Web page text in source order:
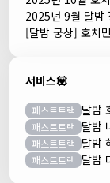
2025년 9월 달밤
서비스💟
패스트트랙
패스트트랙
패스트트랙
패스트트랙